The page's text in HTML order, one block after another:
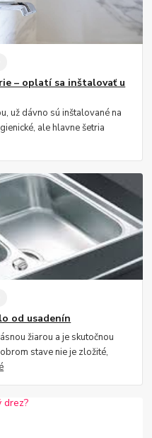
– oplatí sa inštalovať u
už dávno sú inštalované na
ale hlavne šetria
od usadenín
žiarou a je skutočnou
stave nie je zložité,